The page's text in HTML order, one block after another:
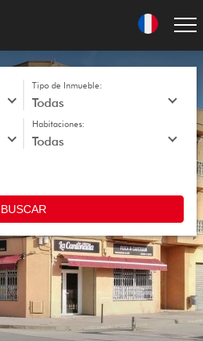
Tipo de Inmueble:
Habitaciones:
BUSCAR